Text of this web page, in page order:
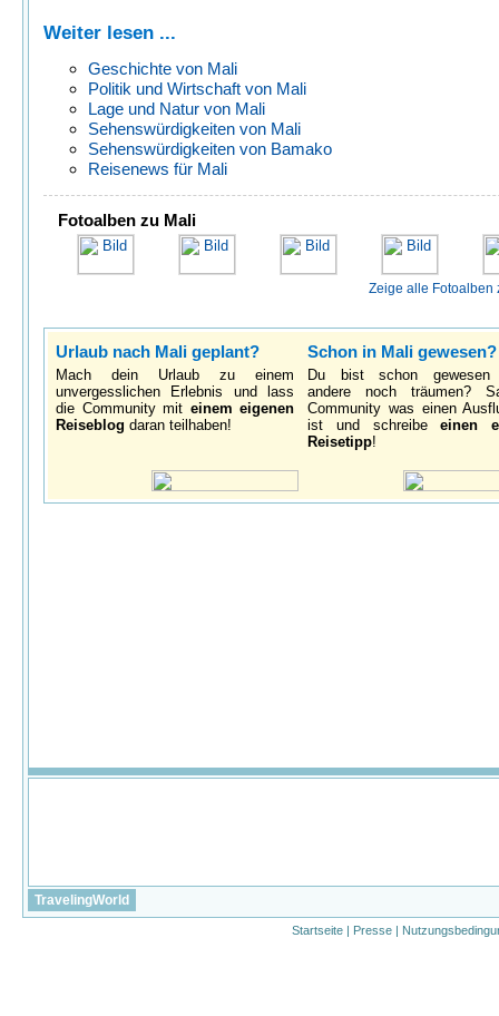
Weiter lesen ...
Geschichte von Mali
Politik und Wirtschaft von Mali
Lage und Natur von Mali
Sehenswürdigkeiten von Mali
Sehenswürdigkeiten von Bamako
Reisenews für Mali
Fotoalben zu Mali
Zeige alle Fotoalben
Urlaub nach Mali geplant?
Mach dein Urlaub zu einem
unvergesslichen Erlebnis und lass
die Community mit einem eigenen
Reiseblog daran teilhaben!
Schon in Mali gewesen?
Du bist schon gewesen
andere noch träumen?
Community was einen
ist und schreibeeinen
Reisetipp!
TravelingWorld
Startseite | Presse |